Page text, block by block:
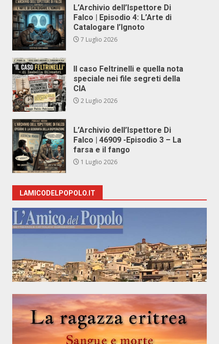
L’Archivio dell’Ispettore Di
Falco | Episodio 4: L’Arte di
Catalogare l’Ignoto
7 Luglio 2026
Il caso Feltrinelli e quella nota
speciale nei file segreti della
CIA
2 Luglio 2026
L’Archivio dell’Ispettore Di
Falco | 46909 -Episodio 3 – La
farsa e il fango
1 Luglio 2026
LAMICODELPOPOLO.IT